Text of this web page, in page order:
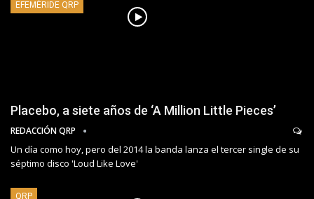
EFEMÉRIDE QRP
Placebo, a siete años de ‘A Million Little Pieces’
REDACCIÓN QRP
Un día como hoy, pero del 2014 la banda lanza el tercer single de su
séptimo disco 'Loud Like Love'
QRP